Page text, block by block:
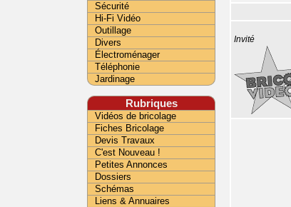
Invité
Sécurité
Hi-Fi Vidéo
Outillage
Divers
Électroménager
Téléphonie
Jardinage
Rubriques
Vidéos de bricolage
Fiches Bricolage
Devis Travaux
C'est Nouveau !
Petites Annonces
Dossiers
Schémas
Liens & Annuaires